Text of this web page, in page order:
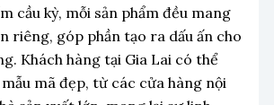
cầu kỳ, mỗi sản phẩm đều mang
riêng, góp phần tạo ra dấu ấn cho
Khách hàng tại Gia Lai có thể
mã đẹp, từ các cửa hàng nội